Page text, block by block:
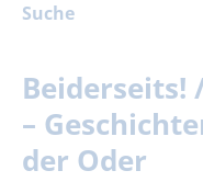
Suche
Mo Di Mi
3
4
Beiderseits!
–
der Oder